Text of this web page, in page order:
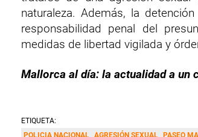
naturaleza. Además, la
responsabilidad penal del
medidas de libertad vigilada y
Mallorca al día: la actualidad a un
ETIQUETA:
POLICIA NACIONAL AGRESIÓN SEXUAL PASEO